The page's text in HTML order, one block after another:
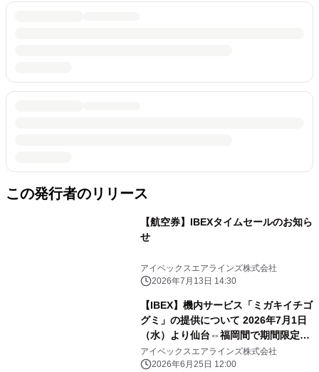
この発行者のリリース
【航空券】IBEXタイムセールのお知ら
せ
アイベックスエアラインズ株式会社
2026年7月13日 14:30
【IBEX】機内サービス「ミガキイチゴ
グミ」の提供について 2026年7月1日
（水）より仙台⇔福岡間で期間限定配
布スタート！
アイベックスエアラインズ株式会社
2026年6月25日 12:00